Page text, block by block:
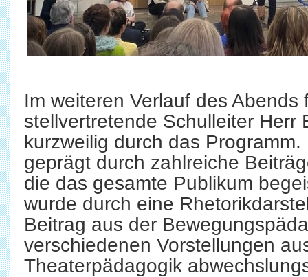
Im weiteren Verlauf des Abends
stellvertretende Schulleiter Herr
kurzweilig durch das
geprägt durch zahlreiche
die das gesamte Publikum
wurde durch eine
Beitrag aus der
verschiedenen Vorstellungen
Theaterpädagogik